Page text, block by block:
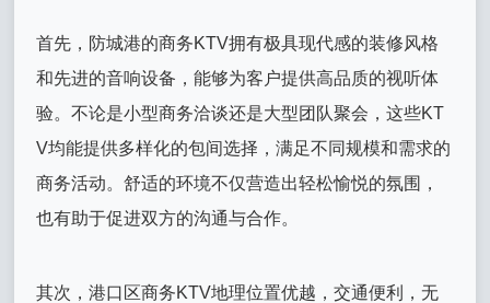
首先，防城港的商务KTV拥有极具现代感的装修风格
和先进的音响设备，能够为客户提供高品质的视听体
验。不论是小型商务洽谈还是大型团队聚会，这些KT
V均能提供多样化的包间选择，满足不同规模和需求的
商务活动。舒适的环境不仅营造出轻松愉悦的氛围，
也有助于促进双方的沟通与合作。
其次，港口区商务KTV地理位置优越，交通便利，无